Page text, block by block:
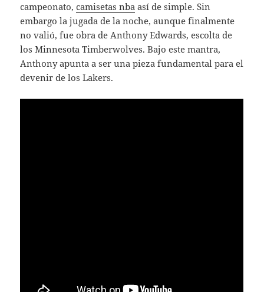
campeonato,camisetas nba así de simple. Sin
embargo la jugada de la noche, aunque finalmente
no valió, fue obra de Anthony Edwards, escolta de
los Minnesota Timberwolves. Bajo este mantra,
Anthony apunta a ser una pieza fundamental para el
devenir de los Lakers.